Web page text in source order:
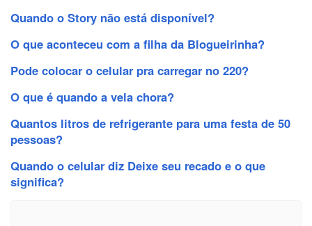
Quando o Story não está disponível?
O que aconteceu com a filha da Blogueirinha?
Pode colocar o celular pra carregar no 220?
O que é quando a vela chora?
Quantos litros de refrigerante para uma festa de 50
pessoas?
Quando o celular diz Deixe seu recado e o que
significa?